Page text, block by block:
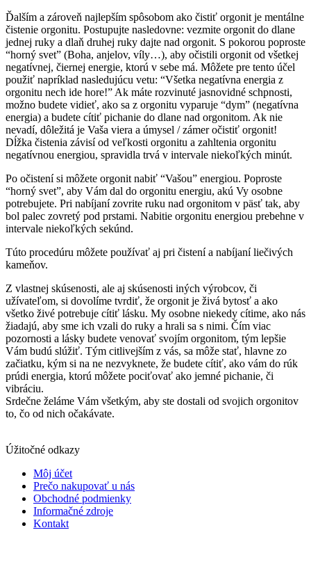
Ďalším a zároveň najlepším spôsobom ako čistiť orgonit je mentálne
čistenie orgonitu. Postupujte nasledovne: vezmite orgonit do dlane
jednej ruky a dlaň druhej ruky dajte nad orgonit. S pokorou poproste
“horný svet” (Boha, anjelov, víly…), aby očistili orgonit od všetkej
negatívnej, čiernej energie, ktorú v sebe má. Môžete pre tento účel
použiť napríklad nasledujúcu vetu: “Všetka negatívna energia z
orgonitu nech ide hore!” Ak máte rozvinuté jasnovidné schpnosti,
možno budete vidieť, ako sa z orgonitu vyparuje “dym” (negatívna
energia) a budete cítiť pichanie do dlane nad orgonitom. Ak nie
nevadí, dôležitá je Vaša viera a úmysel / zámer očistiť orgonit!
Dĺžka čistenia závisí od veľkosti orgonitu a zahltenia orgonitu
negatívnou energiou, spravidla trvá v intervale niekoľkých minút.
Po očistení si môžete orgonit nabiť “Vašou” energiou. Poproste
“horný svet”, aby Vám dal do orgonitu energiu, akú Vy osobne
potrebujete. Pri nabíjaní zovrite ruku nad orgonitom v päsť tak, aby
bol palec zovretý pod prstami. Nabitie orgonitu energiou prebehne v
intervale niekoľkých sekúnd.
Túto procedúru môžete používať aj pri čistení a nabíjaní liečivých
kameňov.
Z vlastnej skúsenosti, ale aj skúsenosti iných výrobcov, či
užívateľom, si dovolíme tvrdiť, že orgonit je živá bytosť a ako
všetko živé potrebuje cítiť lásku. My osobne niekedy cítime, ako nás
žiadajú, aby sme ich vzali do ruky a hrali sa s nimi. Čím viac
pozornosti a lásky budete venovať svojím orgonitom, tým lepšie
Vám budú slúžiť. Tým citlivejším z vás, sa môže stať, hlavne zo
začiatku, kým si na ne nezvyknete, že budete cítiť, ako vám do rúk
prúdi energia, ktorú môžete pociťovať ako jemné pichanie, či
vibráciu.
Srdečne želáme Vám všetkým, aby ste dostali od svojich orgonitov
to, čo od nich očakávate.
Úžitočné odkazy
Môj účet
Prečo nakupovať u nás
Obchodné podmienky
Informačné zdroje
Kontakt